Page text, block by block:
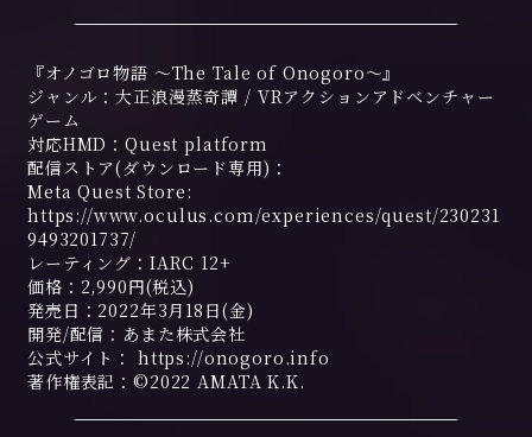
『オノゴロ物語 ～The Tale of Onogoro～』
ジャンル：大正浪漫蒸奇譚 / VRアクションアドベンチャー
ゲーム
対応HMD：Quest platform
配信ストア(ダウンロード専用)：
Meta Quest Store:
https://www.oculus.com/experiences/quest/230231
9493201737/
レーティング：IARC 12+
価格：2,990円(税込)
発売日：2022年3月18日(金)
開発/配信：あまた株式会社
公式サイト： https://onogoro.info
著作権表記：©2022 AMATA K.K.